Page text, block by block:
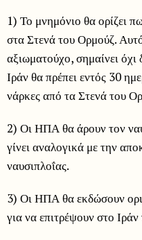
1) Το μνημόνιο θα ορίζει
στα Στενά του Ορμούζ.
αξιωματούχο, σημαίνει όχι
Ιράν θα πρέπει εντός 30
νάρκες από τα Στενά του
2) Οι ΗΠΑ θα άρουν τον
γίνει αναλογικά με την
ναυσιπλοΐας.
3) Οι ΗΠΑ θα εκδώσουν
για να επιτρέψουν στο